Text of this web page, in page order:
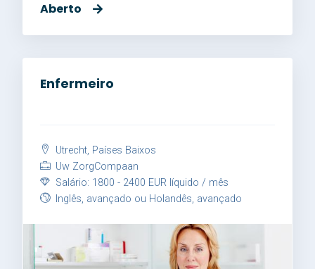
Aberto
Enfermeiro
Utrecht, Países Baixos
Uw ZorgCompaan
Salário: 1800 - 2400 EUR líquido / mês
Inglês, avançado ou Holandês, avançado